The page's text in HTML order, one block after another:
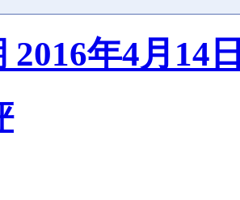
2016年4月14